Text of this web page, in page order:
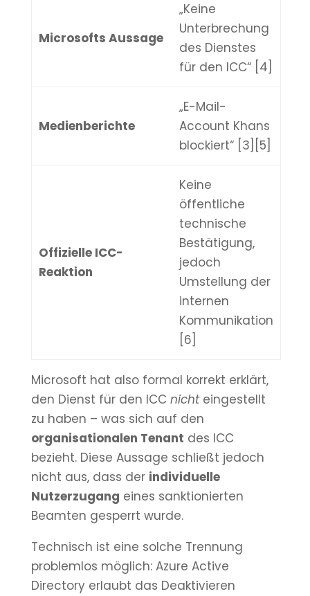
Microsofts Aussage
„Keine
Unterbrechung
des Dienstes
für den ICC“ [4]
Medienberichte
„E-Mail-
Account Khans
blockiert“ [3][5]
Offizielle ICC-
Reaktion
Keine
öffentliche
technische
Bestätigung,
jedoch
Umstellung der
internen
Kommunikation
[6]
Microsoft hat also formal korrekt erklärt,
den Dienst für den ICC nichteingestellt
zu haben – was sich auf den
organisationalen Tenant des ICC
bezieht. Diese Aussage schließt jedoch
nicht aus, dass der individuelle
Nutzerzugang eines sanktionierten
Beamten gesperrt wurde.
Technisch ist eine solche Trennung
problemlos möglich: Azure Active
Directory erlaubt das Deaktivieren